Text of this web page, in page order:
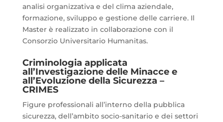
analisi organizzativa e del clima aziendale,
formazione, sviluppo e gestione delle carriere. Il
Master è realizzato in collaborazione con il
Consorzio Universitario Humanitas.
Criminologia applicata
all’Investigazione delle Minacce e
all’Evoluzione della Sicurezza –
CRIMES
Figure professionali all’interno della pubblica
sicurezza, dell’ambito socio-sanitario e dei settori